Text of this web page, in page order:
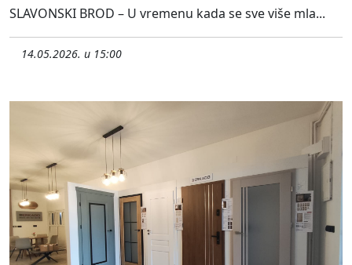
SLAVONSKI BROD – U vremenu kada se sve više mla...
14.05.2026. u 15:00